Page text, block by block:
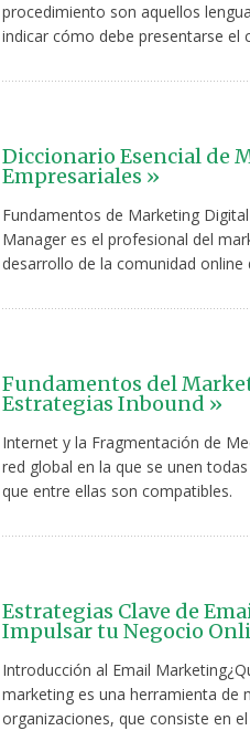
procedimiento son aquellos
indicar cómo debe presentarse el
Diccionario Esencial de
Empresariales »
Fundamentos de Marketing
Manager es el profesional del
desarrollo de la comunidad online
Fundamentos del
Estrategias Inbound »
Internet y la Fragmentación de
red global en la que se unen
que entre ellas son compatibles.
Estrategias Clave de
Impulsar tu Negocio
Introducción al Email
marketing es una herramienta de
organizaciones, que consiste en